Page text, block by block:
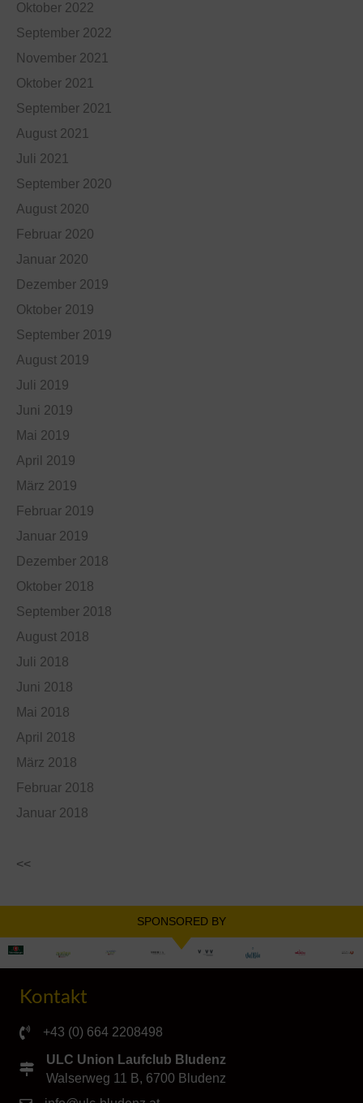
Oktober 2022
September 2022
November 2021
Oktober 2021
September 2021
August 2021
Juli 2021
September 2020
August 2020
Februar 2020
Januar 2020
Dezember 2019
Oktober 2019
September 2019
August 2019
Juli 2019
Juni 2019
Mai 2019
April 2019
März 2019
Februar 2019
Januar 2019
Dezember 2018
Oktober 2018
September 2018
August 2018
Juli 2018
Juni 2018
Mai 2018
April 2018
März 2018
Februar 2018
Januar 2018
<<
SPONSORED BY
Kontakt
+43 (0) 664 2208498
ULC Union Laufclub Bludenz
Walserweg 11 B, 6700 Bludenz